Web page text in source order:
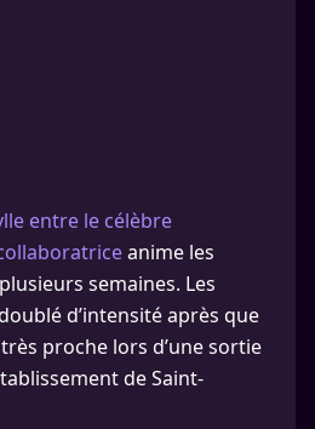
entre le célèbre
anime les
semaines. Les
d’intensité après que
proche lors d’une sortie
de Saint-